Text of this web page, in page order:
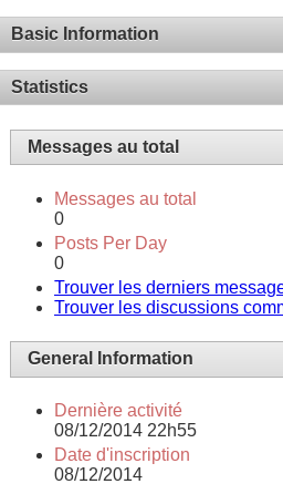
Basic Information
Statistics
Messages au total
Messages au total
0
Posts Per Day
0
Trouver les derniers
Trouver les discussions
General Information
Dernière activité
08/12/2014 22h55
Date d'inscription
08/12/2014